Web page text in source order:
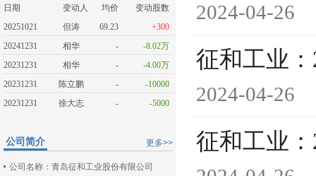
日期 变动人 均价
变动股数
20251021
但涛 69.23
+300
20241231
相华 -
-8.02万
20231231
相华 -
-4.00万
20231231
陈立鹏 -
-10000
20231231
徐大志 - -5000
更多>>
公司简介
公司名称：青岛征和工业股份有限公司
2024-04-26
征和工业
2024-04-26
征和工业